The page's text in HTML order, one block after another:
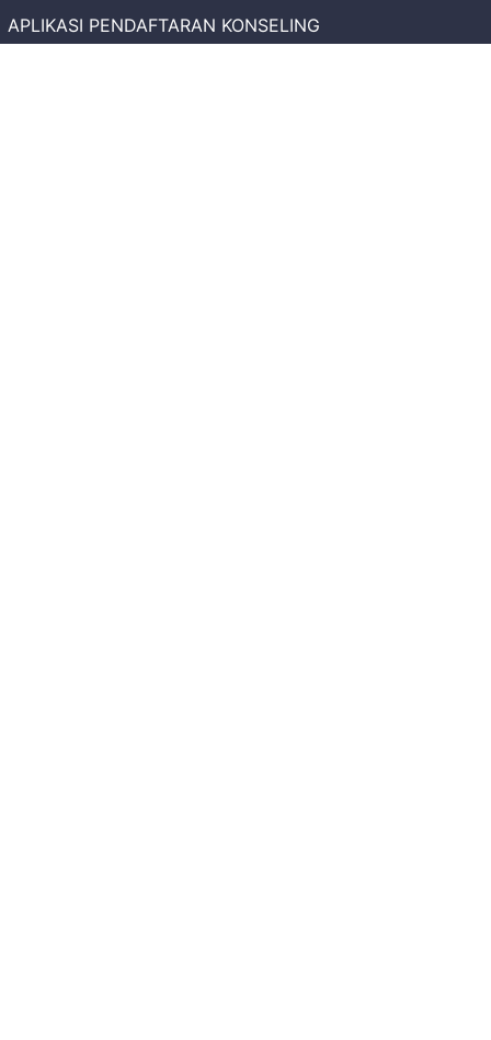
APLIKASI PENDAFTARAN KONSELING